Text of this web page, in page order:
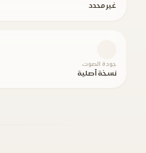
غير محدد
جودة الصوت
نسخة أصلية